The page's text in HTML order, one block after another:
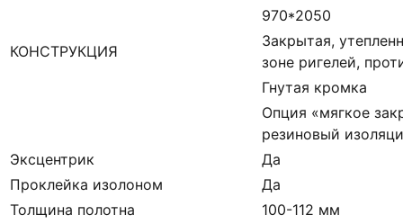
970*2050
КОНСТРУКЦИЯ
Закрытая,
зоне ригелей,
Гнутая кромка
Опция «мягкое
резиновый
Эксцентрик
Да
Проклейка изолоном
Да
Толщина полотна
100-112 мм